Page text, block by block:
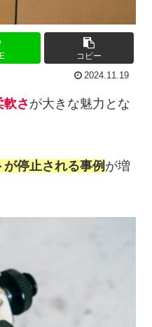
コピー
2024.11.19
さ が大きな魅力とな
停止される事例が増